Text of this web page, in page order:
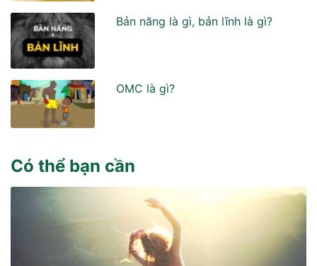
Bản năng là gì, bản lĩnh là gì?
OMC là gì?
Có thể bạn cần